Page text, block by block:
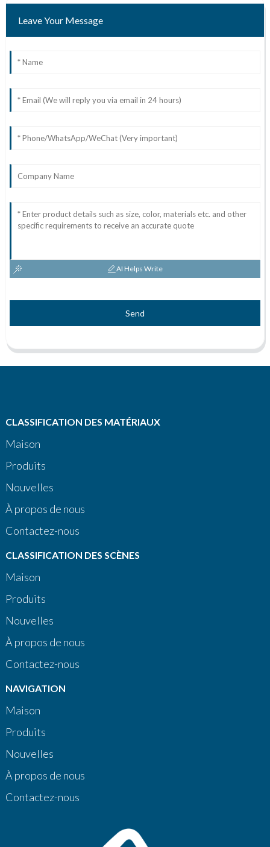
Leave Your Message
AI Helps Write
Send
CLASSIFICATION DES MATÉRIAUX
Maison
Produits
Nouvelles
À propos de nous
Contactez-nous
CLASSIFICATION DES SCÈNES
Maison
Produits
Nouvelles
À propos de nous
Contactez-nous
NAVIGATION
Maison
Produits
Nouvelles
À propos de nous
Contactez-nous